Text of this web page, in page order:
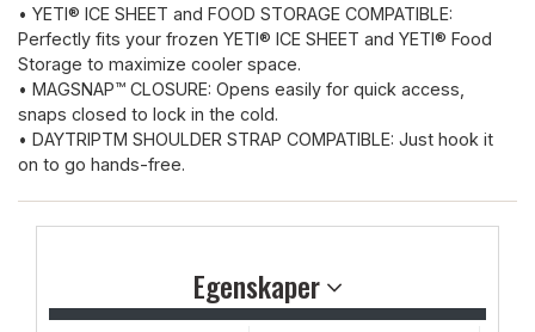
• YETI® ICE SHEET and FOOD STORAGE COMPATIBLE:
Perfectly fits your frozen YETI® ICE SHEET and YETI® Food
Storage to maximize cooler space.
• MAGSNAP™ CLOSURE: Opens easily for quick access,
snaps closed to lock in the cold.
• DAYTRIPTM SHOULDER STRAP COMPATIBLE: Just hook it
on to go hands-free.
Egenskaper